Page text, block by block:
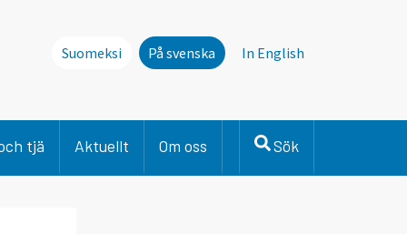
Suomeksi På svenska In English
tjä Aktuellt Om oss Sök